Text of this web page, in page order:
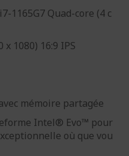
1165G7 Quad-core (4 c
x 1080) 16:9 IPS
mémoire partagée
Intel® Evo™ pour
où que vou